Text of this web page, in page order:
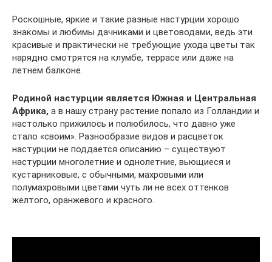
Роскошные, яркие и такие разные настурции хорошо
знакомы и любимы дачниками и цветоводами, ведь эти
красивые и практически не требующие ухода цветы так
нарядно смотрятся на клумбе, террасе или даже на
летнем балконе.
Родиной настурции является Южная и Центральная
Африка, а в нашу страну растение попало из Голландии и
настолько прижилось и полюбилось, что давно уже
стало «своим». Разнообразие видов и расцветок
настурции не поддается описанию – существуют
настурции многолетние и однолетние, вьющиеся и
кустарниковые, с обычными, махровыми или
полумахровыми цветами чуть ли не всех оттенков
желтого, оранжевого и красного.